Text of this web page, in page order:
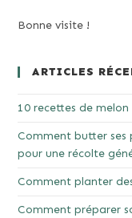
Bonne visite !
ARTICLES
10 recettes de
Comment butter ses
pour une récolte
Comment planter
Comment préparer